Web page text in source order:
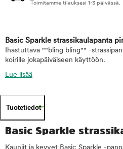
Toimitamme tilauksesi 1-3 päivässä.
Basic Sparkle strassikaulapanta
Ihastuttava ""bling bling"" -
koirille jokapäiväiseen käyttöön.
Lue lisää
Tuotetiedot
Basic Sparkle